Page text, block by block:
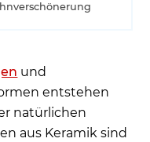
und
entstehen
natürlichen
aus Keramik sind